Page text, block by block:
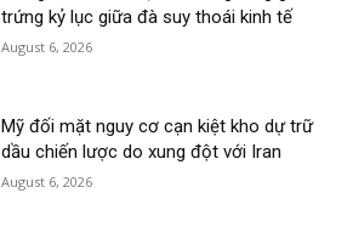
trứng kỷ lục giữa đà suy thoái kinh tế
August 6, 2026
Mỹ đối mặt nguy cơ cạn kiệt kho dự trữ
dầu chiến lược do xung đột với Iran
August 6, 2026